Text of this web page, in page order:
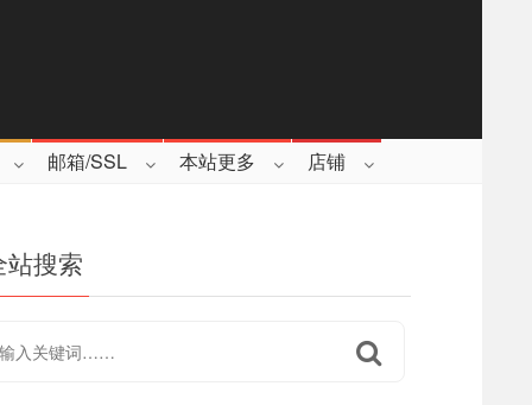
邮箱/SSL 本站更多 店铺
站搜索